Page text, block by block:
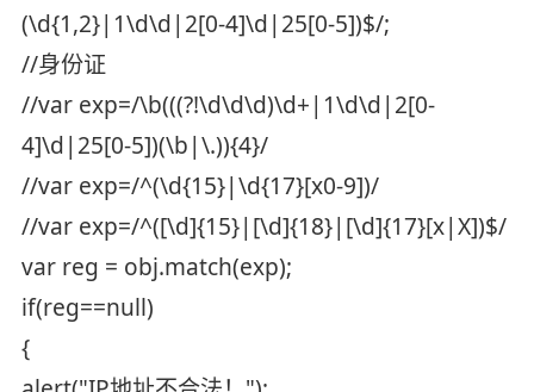
(\d{1,2}|1\d\d|2[0-4]\d|25[0-5])$/;
//身份证
//var exp=/\b(((?!\d\d\d)\d+|1\d\d|2[0-
4]\d|25[0-5])(\b|\.)){4}/
//var exp=/^(\d{15}|\d{17}[x0-9])/
//var exp=/^([\d]{15}|[\d]{18}|[\d]{17}[x|X])$/
var reg = obj.match(exp);
if(reg==null)
{